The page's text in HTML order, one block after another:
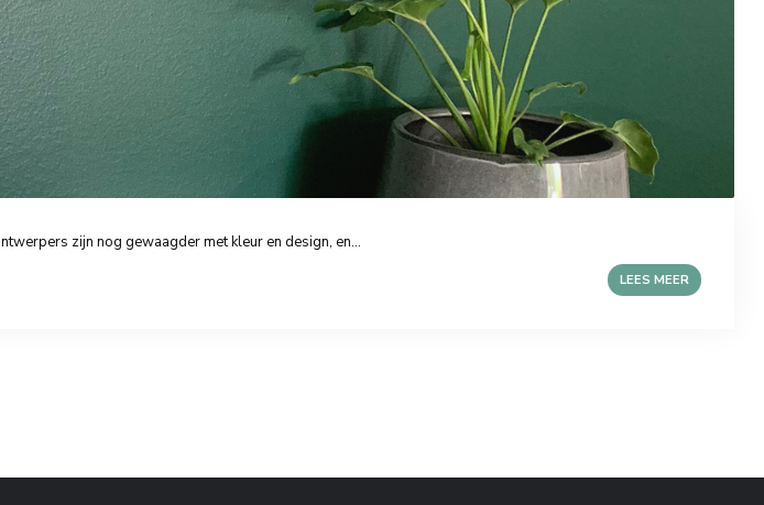
zijn nog gewaagder met kleur en design, en...
LEES MEER